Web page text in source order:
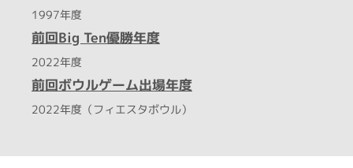
1997年度
前回Big Ten優勝年度
2022年度
前回ボウルゲーム出場年度
2022年度（フィエスタボウル）